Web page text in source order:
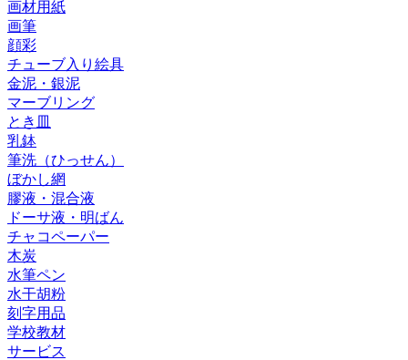
画材用紙
画筆
顔彩
チューブ入り絵具
金泥・銀泥
マーブリング
とき皿
乳鉢
筆洗（ひっせん）
ぼかし網
膠液・混合液
ドーサ液・明ばん
チャコペーパー
木炭
水筆ペン
水干胡粉
刻字用品
学校教材
サービス